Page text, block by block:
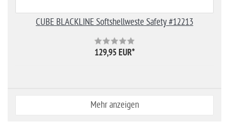
CUBE BLACKLINE Softshellweste Safety #12213
129,95 EUR*
Mehr anzeigen